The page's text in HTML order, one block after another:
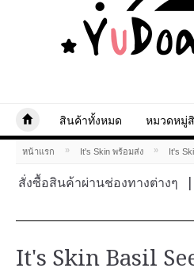
สินค้าทั้งหมด หมวดหมู่
หน้าแรก » It's Skin พร้อมส่ง » It's
สั่งซื้อสินค้าผ่านช่องทางต่างๆ
It's Skin Basil